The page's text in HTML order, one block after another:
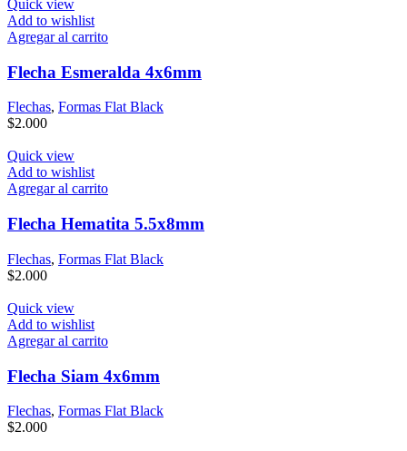
Quick view
Add to wishlist
Agregar al carrito
Flecha Esmeralda 4x6mm
Flechas, Formas Flat Black
$2.000
Quick view
Add to wishlist
Agregar al carrito
Flecha Hematita 5.5x8mm
Flechas, Formas Flat Black
$2.000
Quick view
Add to wishlist
Agregar al carrito
Flecha Siam 4x6mm
Flechas, Formas Flat Black
$2.000